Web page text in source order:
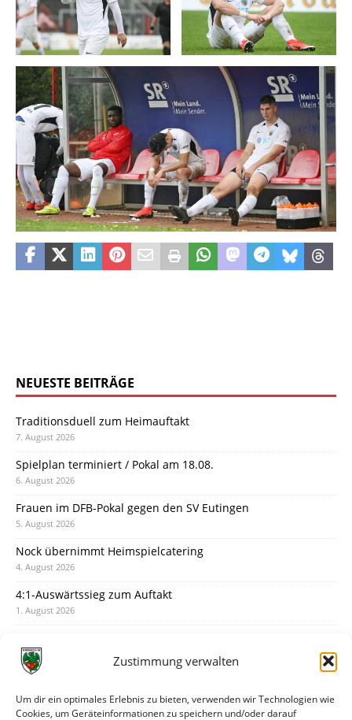
Zustimmung verwalten
Um dir ein optimales Erlebnis zu bieten, verwenden wir Technologien wie
Cookies, um Geräteinformationen zu speichern und/oder darauf
NEUESTE BEITRÄGE
Traditionsduell zum Heimauftakt
7. August 2026
Spielplan terminiert / Pokal am 18.08.
6. August 2026
Frauen im DFB-Pokal gegen den SV Eutingen
5. August 2026
Nock übernimmt Heimspielcatering
4. August 2026
4:1-Auswärtssieg zum Auftakt
1. August 2026
31. Juli 2026
30. Juli 2026